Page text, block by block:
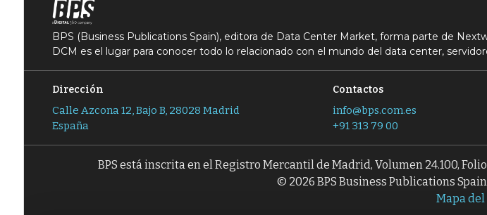
BPS (Business Publications Spain), editora de Data Center Market, forma parte de
DCM es el lugar para conocer todo lo relacionado con el mundo del data center,
Dirección
Calle Azcona 12, Bajo B, 28028 Madrid
España
Contactos
info@bps.com.es
+91 313 79 00
BPS está inscrita en el Registro Mercantil de Madrid, Volumen 24.100,
© 2026 BPS Business Publications
Mapa del